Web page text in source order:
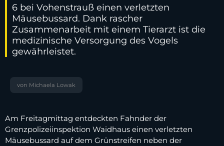
6 bei Vohenstrauß einen verletzten
Mäusebussard. Dank rascher
Zusammenarbeit mit einem Tierarzt ist die
medizinische Versorgung des Vogels
gewährleistet.
von Michaela Lowak
Am Freitagmittag entdeckten Fahnder der
Grenzpolizeiinspektion Waidhaus einen verletzten
Mäusebussard auf dem Grünstreifen neben der